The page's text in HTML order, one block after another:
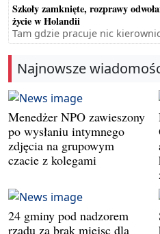
Szkoły zamknięte, rozprawy
życie w Holandii
Tam gdzie pracuje nic
Najnowsze
Menedżer NPO zawieszony
po wysłaniu intymnego
zdjęcia na grupowym
czacie z kolegami
24 gminy pod nadzorem
rządu za brak miejsc dla